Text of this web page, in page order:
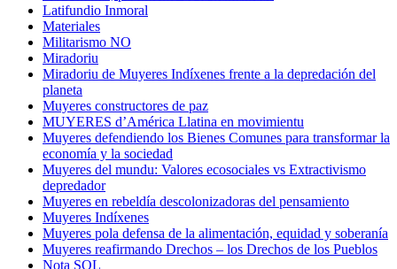
Latifundio Inmoral
Materiales
Militarismo NO
Miradoriu
Miradoriu de Muyeres Indíxenes frente a la depredación del
planeta
Muyeres constructores de paz
MUYERES d’América Llatina en movimientu
Muyeres defendiendo los Bienes Comunes para transformar la
economía y la sociedad
Muyeres del mundu: Valores ecosociales vs Extractivismo
depredador
Muyeres en rebeldía descolonizadoras del pensamiento
Muyeres Indíxenes
Muyeres pola defensa de la alimentación, equidad y soberanía
Muyeres reafirmando Drechos – los Drechos de los Pueblos
Nota SOL